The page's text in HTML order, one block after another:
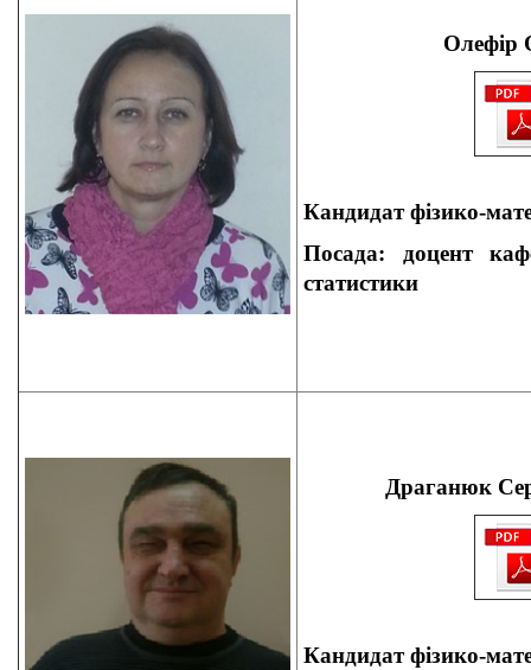
Олефір
Кандидатфізико-
Посада: доцент
статистики
Драганюк
Кандидат фізико-